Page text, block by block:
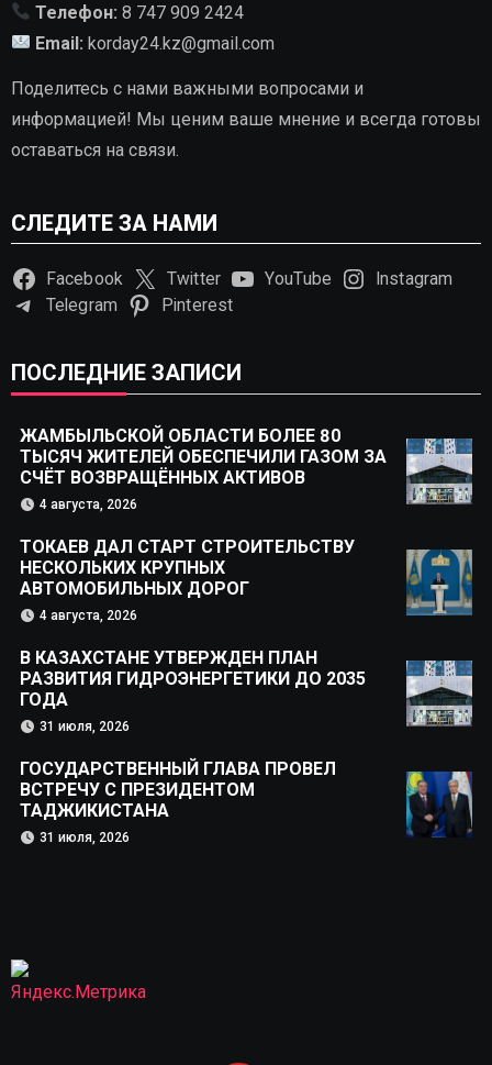
Телефон: 8 747 909 2424
Email: korday24.kz@gmail.com
Поделитесь с нами важными вопросами и
информацией! Мы ценим ваше мнение и всегда готовы
оставаться на связи.
СЛЕДИТЕ ЗА НАМИ
Facebook Twitter YouTube
Instagram
Telegram
Pinterest
ПОСЛЕДНИЕ ЗАПИСИ
ЖАМБЫЛЬСКОЙ ОБЛАСТИ БОЛЕЕ 80
ТЫСЯЧ ЖИТЕЛЕЙ ОБЕСПЕЧИЛИ ГАЗОМ ЗА
СЧЁТ ВОЗВРАЩЁННЫХ АКТИВОВ
4 августа, 2026
ТОКАЕВ ДАЛ СТАРТ СТРОИТЕЛЬСТВУ
НЕСКОЛЬКИХ КРУПНЫХ
АВТОМОБИЛЬНЫХ ДОРОГ
4 августа, 2026
В КАЗАХСТАНЕ УТВЕРЖДЕН ПЛАН
РАЗВИТИЯ ГИДРОЭНЕРГЕТИКИ ДО 2035
ГОДА
31 июля, 2026
ГОСУДАРСТВЕННЫЙ ГЛАВА ПРОВЕЛ
ВСТРЕЧУ С ПРЕЗИДЕНТОМ
ТАДЖИКИСТАНА
31 июля, 2026